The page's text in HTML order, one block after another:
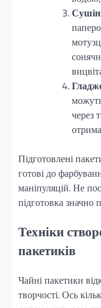
через
Підготовлені
готові до
маніпуляцій. Не
підготовка
Техніки
пакетиків
Чайні пакетики
творчості. Ось